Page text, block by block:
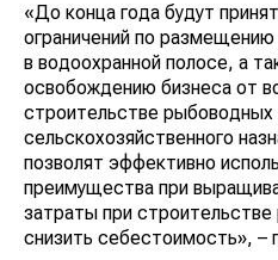
«До конца года будут
ограничений по
в водоохранной полосе, а
освобождению бизнеса от
строительстве рыбоводных
сельскохозяйственного
позволят эффективно
преимущества при
затраты при
снизить себестоимость», –